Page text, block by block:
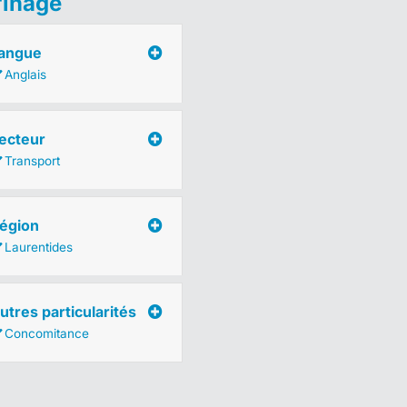
Anglais
Transport
Laurentides
particularités
Concomitance